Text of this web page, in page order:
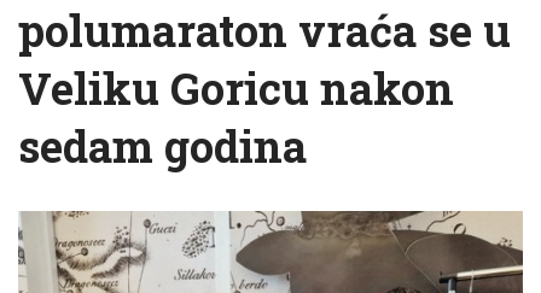
polumaraton vraća se u
Veliku Goricu nakon
sedam godina